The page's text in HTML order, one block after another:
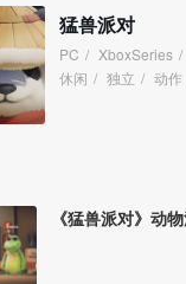
猛兽派对
PC / XboxSeries /
休闲 / 独立 / 动作
《猛兽派对》动